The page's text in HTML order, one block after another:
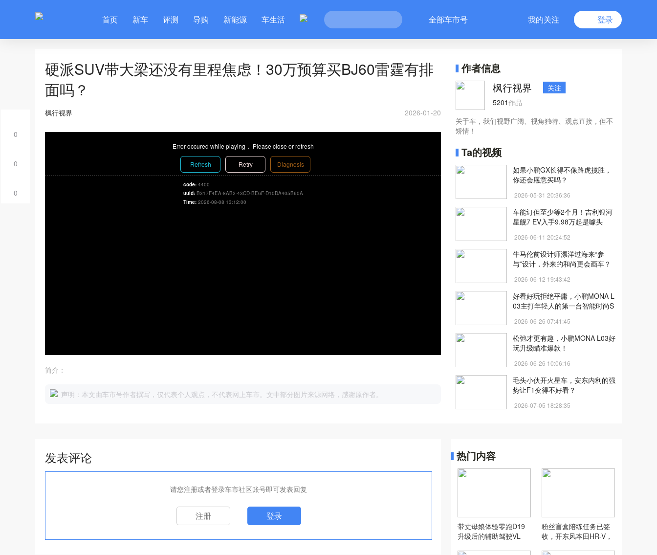
首页 新车 评测 导购 新能源 车生活 全部车市号 我的关注 登录
0
0
0
硬派SUV带大梁还没有里程焦虑！30万预算买BJ60雷霆有排
面吗？
枫行视界 2026-01-20
Error occured while playing， Please close or refresh
Refresh Retry Diagnosis
code: 4400
uuid: B317F4EA-8AB2-43CD-BE6F-D10DA405B60A
Time: 2026-08-08 13:12:00
简介：
声明：本文由车市号作者撰写，仅代表个人观点，不代表网上车市。文中部分图片来源网络，感谢原作者。
作者信息
枫行视界
关注
5201作品
关于车，我们视野广阔、视角独特、观点直接，但不
矫情！
Ta的视频
如果小鹏GX长得不像路虎揽胜，
你还会愿意买吗？
2026-05-31 20:36:36
车能订但至少等2个月！吉利银河
星舰7 EV入手9.98万起是噱头
2026-06-11 20:24:52
牛马伦前设计师漂洋过海来“参
与”设计，外来的和尚更会画车？
2026-06-12 19:43:42
好看好玩拒绝平庸，小鹏MONA L
03主打年轻人的第一台智能时尚S
2026-06-26 07:41:45
松弛才更有趣，小鹏MONA L03好
玩升级瞄准爆款！
2026-06-26 10:06:16
毛头小伙开火星车，安东内利的强
势让F1变得不好看？
2026-07-05 18:28:35
发表评论
请您注册或者登录车市社区账号即可发表回复
注册 登录
热门内容
带丈母娘体验零跑D19
升级后的辅助驾驶VL
粉丝盲盒陪练任务已签
收，开东风本田HR-V，